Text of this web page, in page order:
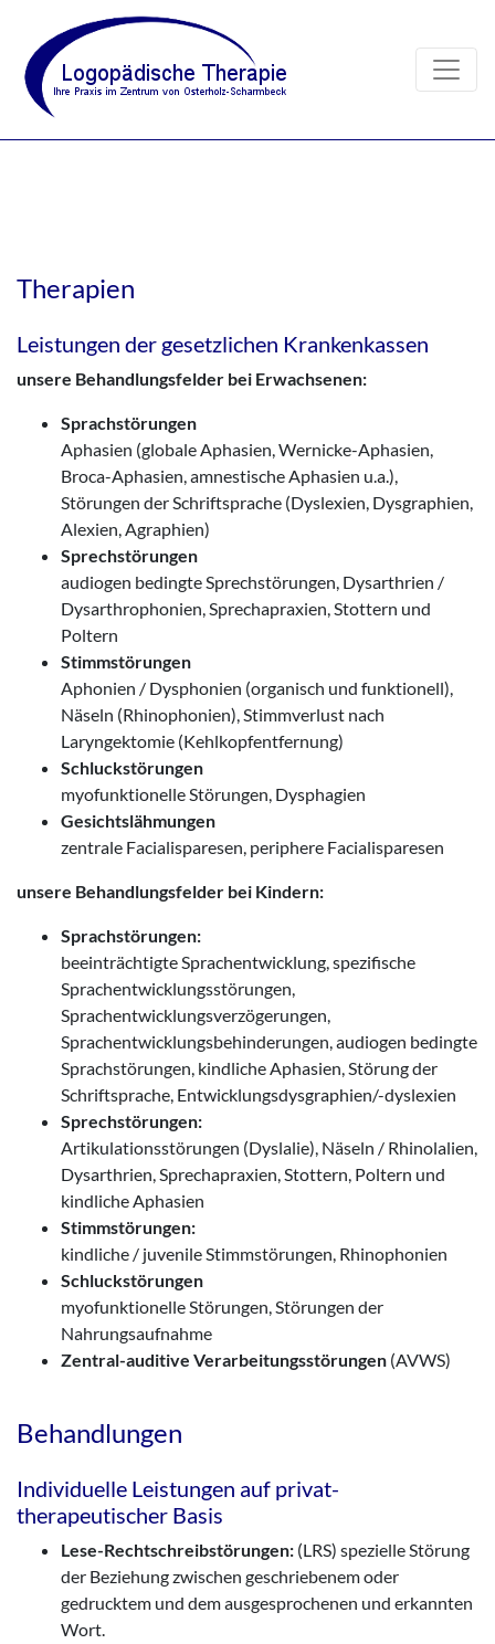
Therapien
Leistungen der gesetzlichen Krankenkassen
unsere Behandlungsfelder bei Erwachsenen:
Sprachstörungen
Aphasien (globale Aphasien, Wernicke-Aphasien,
Broca-Aphasien, amnestische Aphasien u.a.),
Störungen der Schriftsprache (Dyslexien, Dysgraphien,
Alexien, Agraphien)
Sprechstörungen
audiogen bedingte Sprechstörungen, Dysarthrien /
Dysarthrophonien, Sprechapraxien, Stottern und
Poltern
Stimmstörungen
Aphonien / Dysphonien (organisch und funktionell),
Näseln (Rhinophonien), Stimmverlust nach
Laryngektomie (Kehlkopfentfernung)
Schluckstörungen
myofunktionelle Störungen, Dysphagien
Gesichtslähmungen
zentrale Facialisparesen, periphere Facialisparesen
unsere Behandlungsfelder bei Kindern:
Sprachstörungen:
beeinträchtigte Sprachentwicklung, spezifische
Sprachentwicklungsstörungen,
Sprachentwicklungsverzögerungen,
Sprachentwicklungsbehinderungen, audiogen bedingte
Sprachstörungen, kindliche Aphasien, Störung der
Schriftsprache, Entwicklungsdysgraphien/-dyslexien
Sprechstörungen:
Artikulationsstörungen (Dyslalie), Näseln / Rhinolalien,
Dysarthrien, Sprechapraxien, Stottern, Poltern und
kindliche Aphasien
Stimmstörungen:
kindliche / juvenile Stimmstörungen, Rhinophonien
Schluckstörungen
myofunktionelle Störungen, Störungen der
Nahrungsaufnahme
Zentral-auditive Verarbeitungsstörungen (AVWS)
Behandlungen
Individuelle Leistungen auf privat-
therapeutischer Basis
Lese-Rechtschreibstörungen: (LRS) spezielle Störung
der Beziehung zwischen geschriebenem oder
gedrucktem und dem ausgesprochenen und erkannten
Wort.